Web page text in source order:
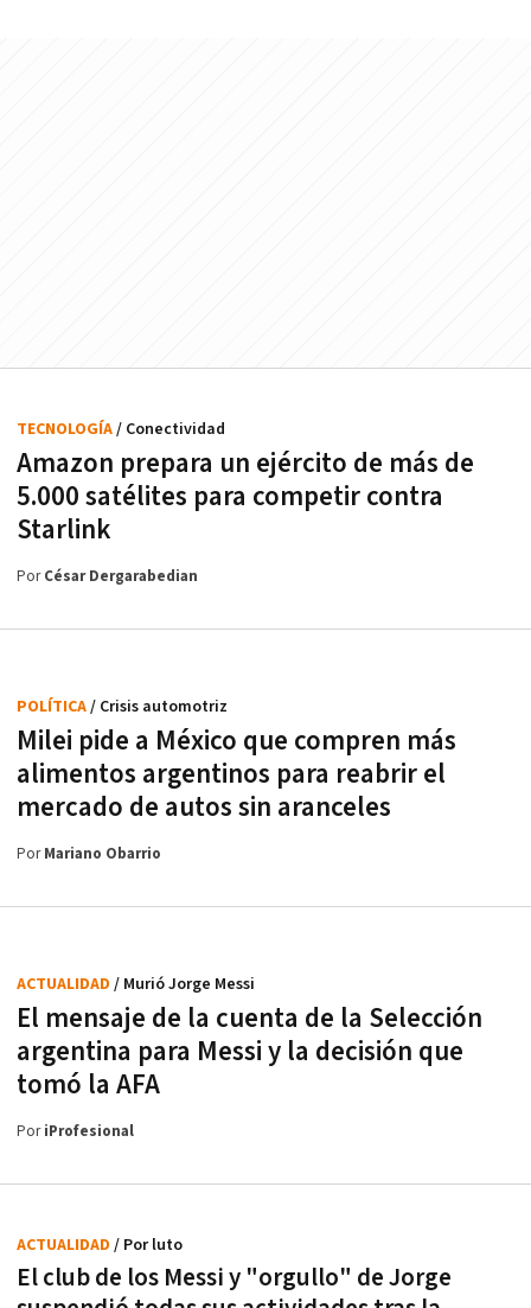
Amazon prepara un ejército de más de
5.000 satélites para competir contra
Starlink
TECNOLOGÍA/ Conectividad
PorCésar Dergarabedian
Milei pide a México que compren más
alimentos argentinos para reabrir el
mercado de autos sin aranceles
POLÍTICA/ Crisis automotriz
PorMariano Obarrio
El mensaje de la cuenta de la Selección
argentina para Messi y la decisión que
tomó la AFA
ACTUALIDAD / Murió Jorge Messi
PoriProfesional
El club de los Messi y "orgullo" de Jorge
ACTUALIDAD / Por luto